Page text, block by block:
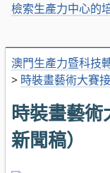
澳門生產力暨科技
> 時裝畫藝術大賽
時裝畫藝
新聞稿）
檢索生產力中心的